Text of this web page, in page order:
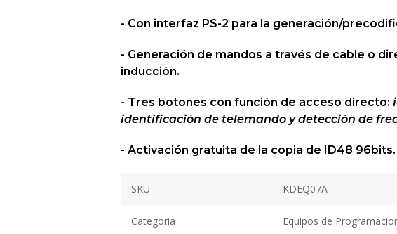
- Con interfaz PS-2 para la generación/
- Generación de mandos a través de cable o
inducción.
- Tres botones con función de acceso directo:
identificación de telemando y detección de
- Activación gratuita de la copia de ID48 96bits.
SKU KDEQ07A
Categoria Equipos de